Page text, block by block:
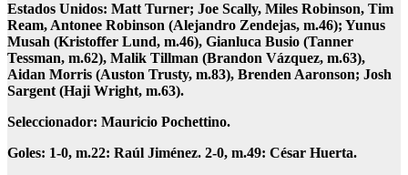
Estados Unidos: Matt Turner; Joe Scally, Miles Robinson, Tim
Ream, Antonee Robinson (Alejandro Zendejas, m.46); Yunus
Musah (Kristoffer Lund, m.46), Gianluca Busio (Tanner
Tessman, m.62), Malik Tillman (Brandon Vázquez, m.63),
Aidan Morris (Auston Trusty, m.83), Brenden Aaronson; Josh
Sargent (Haji Wright, m.63).
Seleccionador: Mauricio Pochettino.
Goles: 1-0, m.22: Raúl Jiménez. 2-0, m.49: César Huerta.